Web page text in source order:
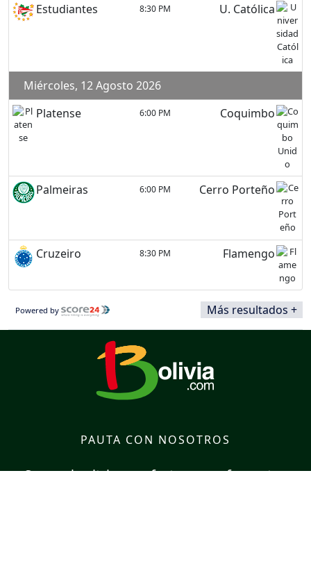
Estudiantes 8:30 PM U. Católica
Miércoles, 12 Agosto 2026
Platense
6:00 PM Coquimbo
Palmeiras 6:00 PM Cerro Porteño
Cruzeiro 8:30 PM Flamengo
Powered by Más resultados +
PAUTA CON NOSOTROS
Somos la vitrina perfecta para ofrecer tus